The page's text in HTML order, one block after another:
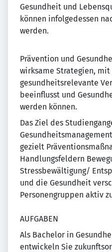
Gesundheit und
können infolgedessen
werden.
Prävention und
wirksame Strategien, mit
gesundheitsrelevante
beeinflusst und
werden können.
Das Ziel des
gezielt
Handlungsfeldern
Stressbewältigung/
und die Gesundheit
Personengruppen aktiv
AUFGABEN
Als Bachelor in
entwickeln Sie